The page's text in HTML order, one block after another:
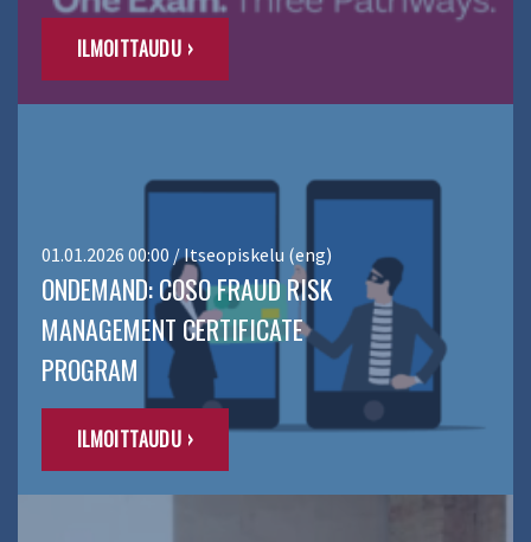
ILMOITTAUDU ›
01.01.2026 00:00 / Itseopiskelu (eng)
ONDEMAND: COSO FRAUD RISK
MANAGEMENT CERTIFICATE
PROGRAM
ILMOITTAUDU ›